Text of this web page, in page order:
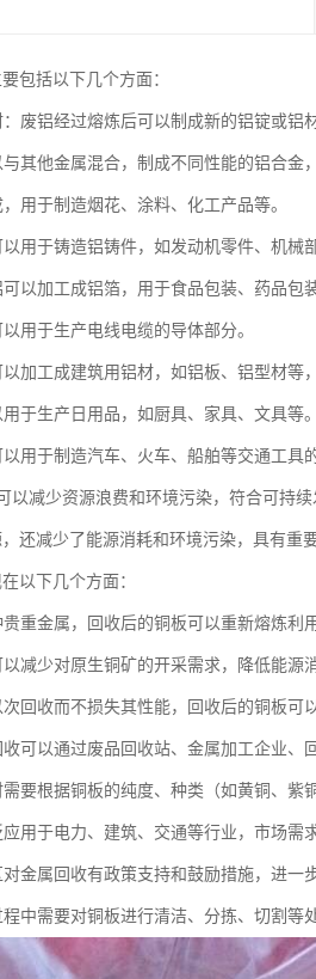
包括以下几个方面：
废铝经过熔炼后可以制成新的铝锭或铝
其他金属混合，制成不同性能的铝合金
用于制造烟花、涂料、化工产品等。
用于铸造铝铸件，如发动机零件、机械
以加工成铝箔，用于食品包装、药品包
用于生产电线电缆的导体部分。
加工成建筑用铝材，如铝板、铝型材等
于生产日用品，如厨具、家具、文具等。
用于制造汽车、火车、船舶等交通工具
以减少资源浪费和环境污染，符合可持续
还减少了能源消耗和环境污染，具有重
以下几个方面：
重金属，回收后的铜板可以重新熔炼利
减少对原生铜矿的开采需求，降低能源
回收而不损失其性能，回收后的铜板可
可以通过废品回收站、金属加工企业、
要根据铜板的纯度、种类（如黄铜、紫
用于电力、建筑、交通等行业，市场需
金属回收有政策支持和鼓励措施，进一
中需要对铜板进行清洁、分拣、切割等